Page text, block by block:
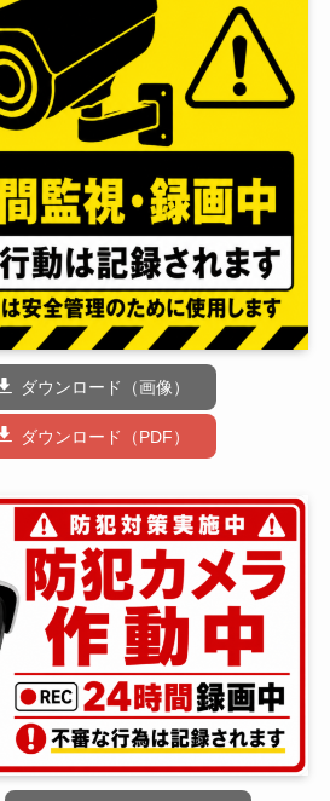
ダウンロード（画像）
ダウンロード（PDF）